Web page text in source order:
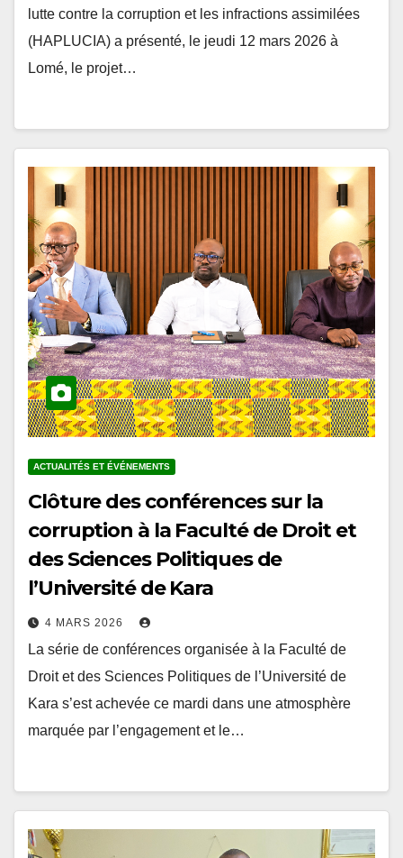
(HAPLUCIA) a présenté, le jeudi 12 mars 2026 à
Lomé, le projet…
Clôture des conférences sur la
corruption à la Faculté de Droit et
des Sciences Politiques de
l’Université de Kara
La série de conférences organisée à la Faculté de
Droit et des Sciences Politiques de l’Université de
Kara s’est achevée ce mardi dans une atmosphère
marquée par l’engagement et le…